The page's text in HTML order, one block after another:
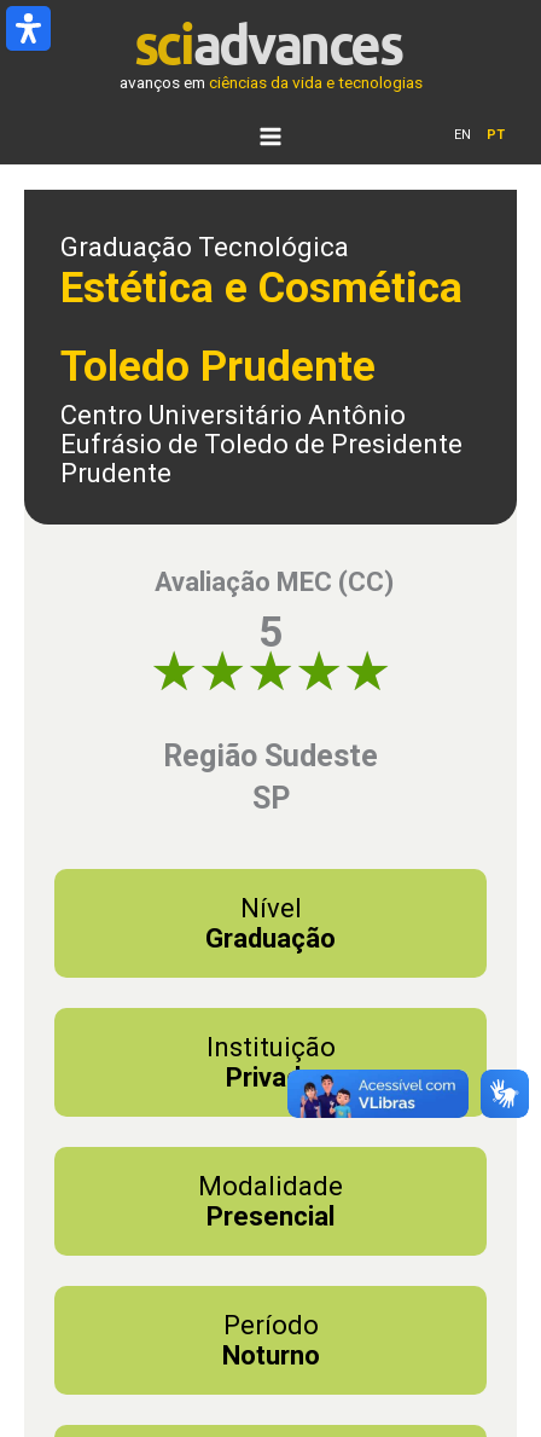
Ir
para
avanços em ciências da vida e tecnologias
EN PT
Graduação Tecnológica
Estética e Cosmética
Toledo Prudente
Centro Universitário Antônio
Eufrásio de Toledo de Presidente
Prudente
Avaliação MEC (CC)
5
Região Sudeste
SP
Nível
Graduação
Instituição
Privada
Modalidade
Presencial
Período
Noturno